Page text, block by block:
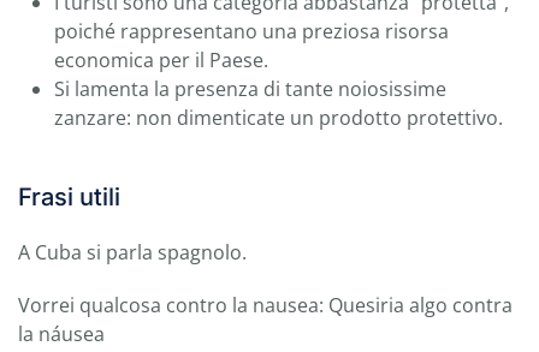
poiché rappresentano una preziosa risorsa
economica per il Paese.
Si lamenta la presenza di tante noiosissime
zanzare: non dimenticate un prodotto protettivo.
Frasi utili
A Cuba si parla spagnolo.
Vorrei qualcosa contro la nausea: Quesiria algo contra
la náusea